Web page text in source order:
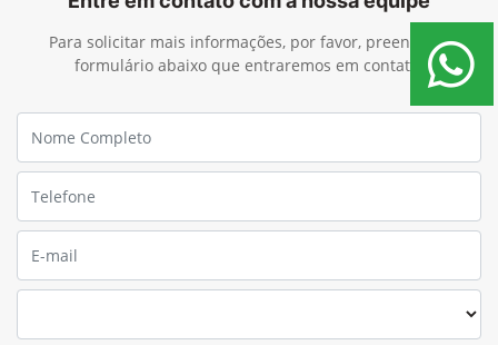
Entre em contato com a nossa equipe
Para solicitar mais informações, por favor, preencha o
formulário abaixo que entraremos em contato.